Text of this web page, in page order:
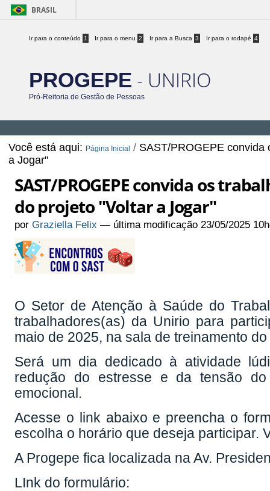
BRASIL
Ir para o conteúdo 1 Ir para o menu 2 Ir para a Busca 3 Ir para o rodapé 4
PROGEPE - UNIRIO
Pró-Reitoria de Gestão de Pessoas
Você está aqui: Página Inicial / SAST/PROGEPE convida
a Jogar"
SAST/PROGEPE convida os
do projeto "Voltar a Jogar"
porGraziella Felix — última modificação 23/05/2025
O Setor de Atenção à Saúde do
trabalhadores(as) da Unirio para
maio de 2025, na sala de treinamento
Será um dia dedicado à atividade
redução do estresse e da tensão
emocional.
Acesse o link abaixo e preencha o
escolha o horário que deseja participar.
A Progepe fica localizada na Av.
LInk do formulário: